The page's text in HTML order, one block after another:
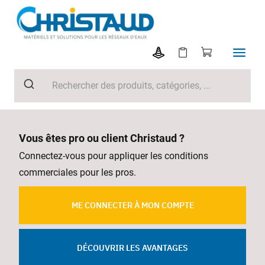
Vous êtes pro ou client Christaud ?
Connectez-vous pour appliquer les conditions
commerciales pour les pros.
ME CONNECTER À MON COMPTE
DÉCOUVRIR LES AVANTAGES